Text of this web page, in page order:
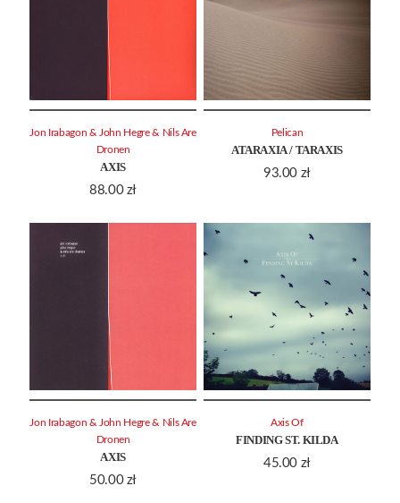
AXIS
88.00 zł
Jon Irabagon & John Hegre & Nils Are
Dronen
ATARAXIA / TARAXIS
93.00 zł
Pelican
AXIS
50.00 zł
Jon Irabagon & John Hegre & Nils Are
Dronen
FINDING ST. KILDA
45.00 zł
Axis Of